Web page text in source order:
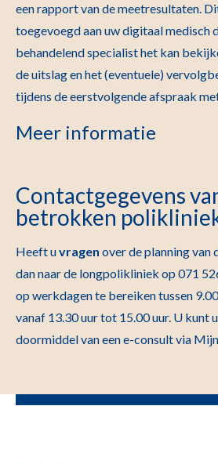
een rapport van de meetresultaten.
toegevoegd aan uw digitaal medisch
behandelend specialist het kan
de uitslag en het (eventuele)
tijdens de eerstvolgende afspraak
Meer informatie
Contactgegevens
betrokken
Heeft uvragen over de planning van
dan naar de longpolikliniek op 071
op werkdagen te bereiken tussen
vanaf 13.30 uur tot 15.00 uur. U kunt
doormiddel van een e-consult via